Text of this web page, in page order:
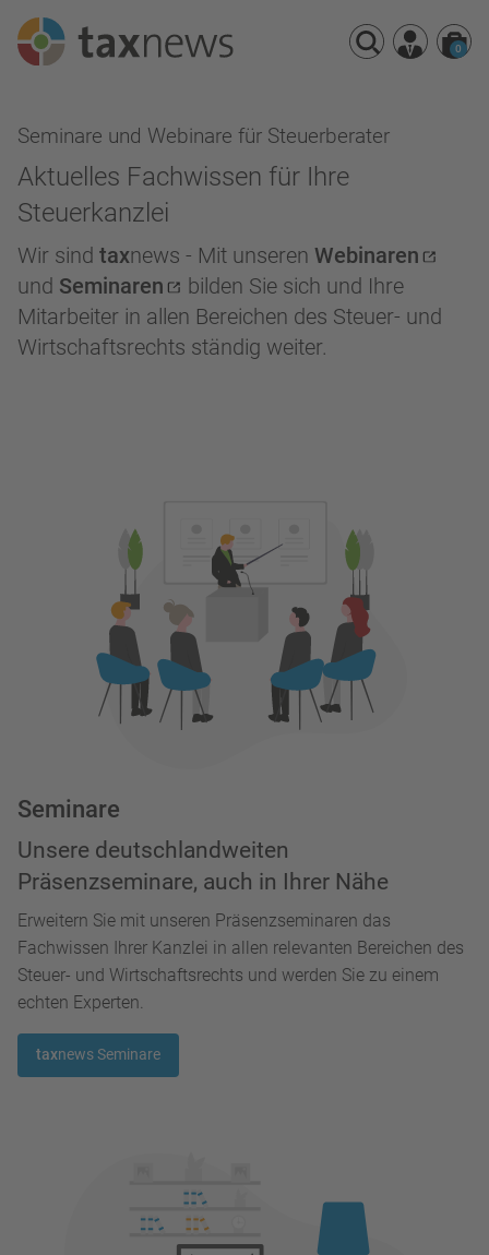
Seminare
Webinare
0
Seminare und Webinare für Steuerberater
Aktuelles Fachwissen für Ihre
Steuerkanzlei
Wir sind taxnews - Mit unseren Webinaren
und Seminaren
bilden Sie sich und Ihre
Mitarbeiter in allen Bereichen des Steuer- und
Wirtschaftsrechts ständig weiter.
Seminare
Unsere deutschlandweiten
Präsenzseminare, auch in Ihrer Nähe
Erweitern Sie mit unseren Präsenzseminaren das
Fachwissen Ihrer Kanzlei in allen relevanten Bereichen des
Steuer- und Wirtschaftsrechts und werden Sie zu einem
echten Experten.
taxnews Seminare